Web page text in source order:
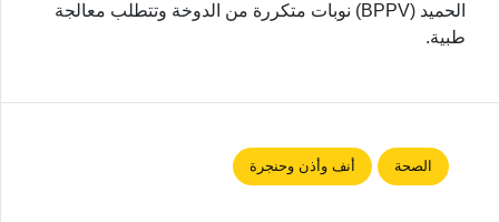
الحميد (BPPV) نوبات متكررة من الدوخة وتتطلب معالجة
طبية.
الصحة أنف وأذن وحنجرة